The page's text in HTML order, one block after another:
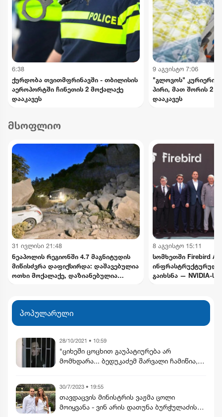
6:38
ქურდობა თვითმფრინავში - თბილისის
აეროპორტში ჩინეთის 2 მოქალაქე
დააკავეს
9 აგვისტო 7:06
"გლოვოს" კურიერის
პირი, მათ შორის 2
დააკავეს
მსოფლიო
31 ივლისი 21:48
ნეაპოლის რეგიონში 4.7 მაგნიტუდის
მიწისძვრა დაფიქსირდა: დაშავებულია
ოთხი მოქალაქე, დაზიანებულია
8 აგვისტო 15:11
სომხეთში Firebird
ინფრასტრუქტურული
გაიხსნა — NVIDIA-ს
პოპულარული
28/10/2021 • 10:59
"ციხეში ცოცხით გაუპატიურება არ
მომხდარა... ბედუკაძემ შარვალი ჩამიწია,
ხელისუფლება შეცვალა (ვიდეო)
30/7/2023 • 19:55
თავდაცვის მინისტრის ვაჟმა ცოლი
მოიყვანა - ვინ არის დათუნა ბურჭულაძის